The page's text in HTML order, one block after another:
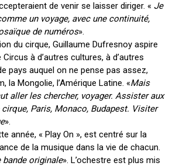
de venir se laisser diriger. « Je
un voyage, avec une continuité,
de numéros».
du cirque, Guillaume Dufresnoy aspire
à d’autres cultures, à d’autres
pays auquel on ne pense pas assez,
la Mongolie, l’Amérique Latine. «Mais
aller les chercher, voyager. Assister aux
Paris, Monaco, Budapest. Visiter
».
année, « Play On », est centré sur la
de la musique dans la vie de chacun.
bande originale». L’ochestre est plus mis